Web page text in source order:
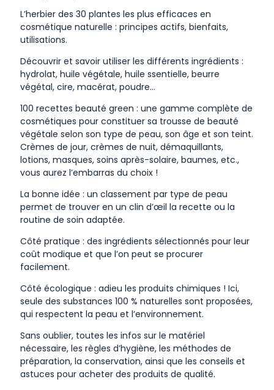
L’herbier des 30 plantes les plus efficaces en
cosmétique naturelle : principes actifs, bienfaits,
utilisations.
Découvrir et savoir utiliser les différents ingrédients :
hydrolat, huile végétale, huile ssentielle, beurre
végétal, cire, macérat, poudre…
100 recettes beauté green : une gamme complète de
cosmétiques pour constituer sa trousse de beauté
végétale selon son type de peau, son âge et son teint.
Crèmes de jour, crèmes de nuit, démaquillants,
lotions, masques, soins après-solaire, baumes, etc.,
vous aurez l’embarras du choix !
La bonne idée : un classement par type de peau
permet de trouver en un clin d’œil la recette ou la
routine de soin adaptée.
Côté pratique : des ingrédients sélectionnés pour leur
coût modique et que l’on peut se procurer
facilement.
Côté écologique : adieu les produits chimiques ! Ici,
seule des substances 100 % naturelles sont proposées,
qui respectent la peau et l’environnement.
Sans oublier, toutes les infos sur le matériel
nécessaire, les règles d’hygiène, les méthodes de
préparation, la conservation, ainsi que les conseils et
astuces pour acheter des produits de qualité.